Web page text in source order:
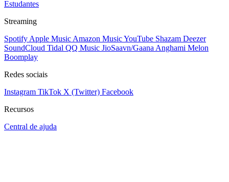
Estudantes
Streaming
Spotify Apple Music Amazon MusicYouTube Shazam Deezer
SoundCloud Tidal QQ Music JioSaavn/Gaana Anghami Melon
Boomplay
Redes sociais
Instagram TikTok X (Twitter) Facebook
Recursos
Central de ajuda